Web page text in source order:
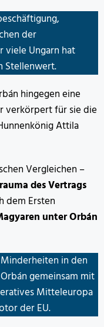
der
viele Ungarn hat
Stellenwert.
hingegen eine
verkörpert für sie die
Attila
Vergleichen –
des Vertrags
dem Ersten
unter Orbán
in den
gemeinsam mit
Mitteleuropa
der EU.